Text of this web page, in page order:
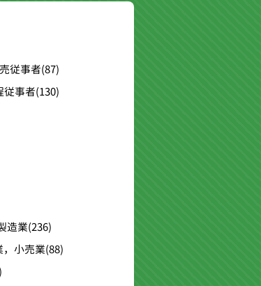
従事者(87)
従事者(130)
造業(236)
，小売業(88)